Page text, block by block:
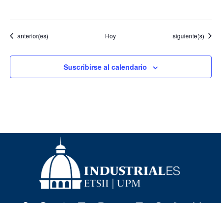
Eventos
anterior(es) Hoy Eventos
siguiente(s)
Suscribirse al calendario